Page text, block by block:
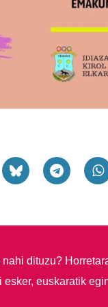
nahi dituzu?
esker, euskaratik